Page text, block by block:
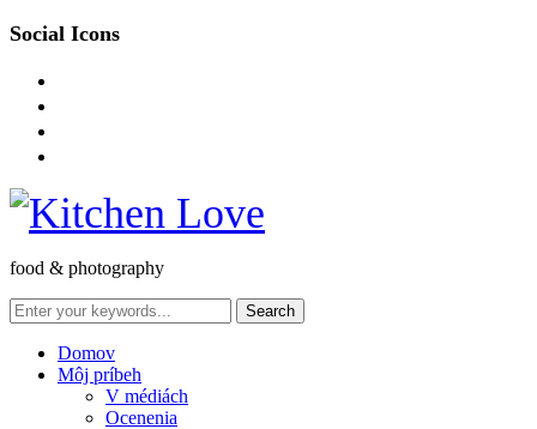
Social Icons
food & photography
Domov
Môj príbeh
V médiách
Ocenenia